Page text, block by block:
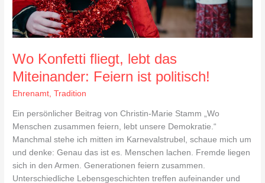
Wo Konfetti fliegt, lebt das
Miteinander: Feiern ist politisch!
Ehrenamt,Tradition
Ein persönlicher Beitrag von Christin-Marie Stamm „Wo
Menschen zusammen feiern, lebt unsere Demokratie.“
Manchmal stehe ich mitten im Karnevalstrubel, schaue mich um
und denke: Genau das ist es. Menschen lachen. Fremde liegen
sich in den Armen. Generationen feiern zusammen.
Unterschiedliche Lebensgeschichten treffen aufeinander und